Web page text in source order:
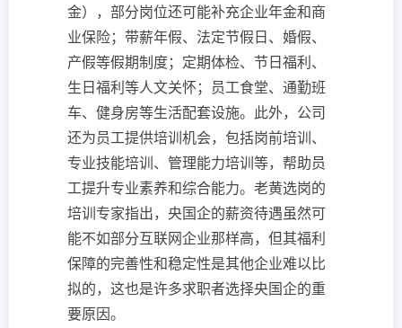
金），部分岗位还可能补充企业年金和商
业保险；带薪年假、法定节假日、婚假、
产假等假期制度；定期体检、节日福利、
生日福利等人文关怀；员工食堂、通勤班
车、健身房等生活配套设施。此外，公司
还为员工提供培训机会，包括岗前培训、
专业技能培训、管理能力培训等，帮助员
工提升专业素养和综合能力。老黄选岗的
培训专家指出，央国企的薪资待遇虽然可
能不如部分互联网企业那样高，但其福利
保障的完善性和稳定性是其他企业难以比
拟的，这也是许多求职者选择央国企的重
要原因。